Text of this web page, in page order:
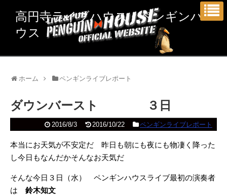
高円寺ライブハウス ペンギンハ
ウス
ホーム ペンギンライブレポート
ダウンバースト ３日
2016/8/3 2016/10/22 ペンギンライブレポート
本当にお天気が不安定だ 昨日も朝にも夜にも物凄く降った
し今日もなんだかそんなお天気だ
そんな今日３日（水） ペンギンハウスライブ最初の演奏者
は 鈴木知文